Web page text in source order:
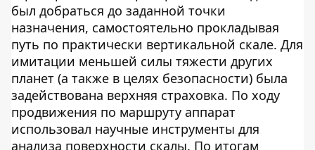
был добраться до заданной точки
назначения, самостоятельно прокладывая
путь по практически вертикальной скале. Для
имитации меньшей силы тяжести других
планет (а также в целях безопасности) была
задействована верхняя страховка. По ходу
продвижения по маршруту аппарат
использовал научные инструменты для
анализа поверхности скалы. По итогам